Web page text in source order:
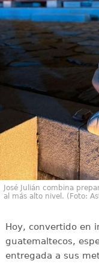
José Julián combina
al más alto nivel. (Foto:
Hoy, convertido en
guatemaltecos,
entregada a sus